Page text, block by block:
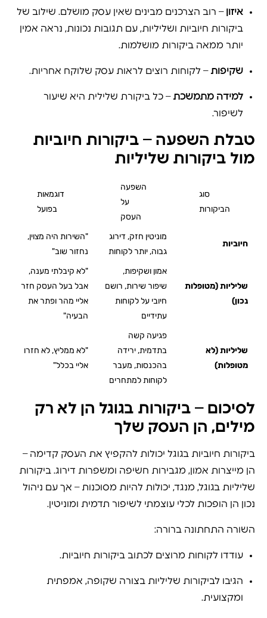
איזון – רוב הצרכנים מבינים שאין עסק מושלם. שילוב של
ביקורות חיוביות ושליליות, עם תגובות נכונות, נראה אמין
יותר ממאה ביקורות מושלמות.
שקיפות – לקוחות רוצים לראות עסק שלוקח אחריות.
למידה מתמשכת – כל ביקורת שלילית היא שיעור
לשיפור.
טבלת השפעה – ביקורות חיוביות
מול ביקורות שליליות
סוג
הביקורות
השפעה
על
העסק
דוגמאות
בפועל
חיוביות
מוניטין חזק, דירוג
גבוה, יותר לקוחות
"השירות היה מצוין,
נחזור שוב"
שליליות (מטופלות
נכון)
אמון ושקיפות,
שיפור שירות, רושם
חיובי על לקוחות
עתידיים
"לא קיבלתי מענה,
אבל בעל העסק חזר
אליי מהר ופתר את
הבעיה"
שליליות (לא
מטופלות)
פגיעה קשה
בתדמית, ירידה
בהכנסות, מעבר
לקוחות למתחרים
"לא ממליץ, לא חזרו
אליי בכלל"
לסיכום – ביקורות בגוגל הן לא רק
מילים, הן העסק שלך
ביקורות חיוביות בגוגל יכולות להקפיץ את העסק קדימה –
הן מייצרות אמון, מגבירות חשיפה ומשפרות דירוג. ביקורות
שליליות בגוגל, מנגד, יכולות להיות מסוכנות – אך עם ניהול
נכון הן הופכות לכלי עוצמתי לשיפור תדמית ומוניטין.
השורה התחתונה ברורה:
עודדו לקוחות מרוצים לכתוב ביקורות חיוביות.
הגיבו לביקורות שליליות בצורה שקופה, אמפתית
ומקצועית.